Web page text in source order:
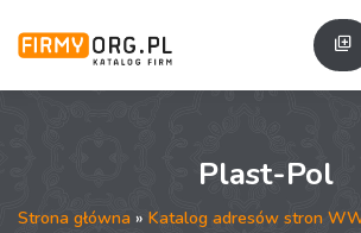
Plast-Pol
Strona główna » Katalog adresów stron